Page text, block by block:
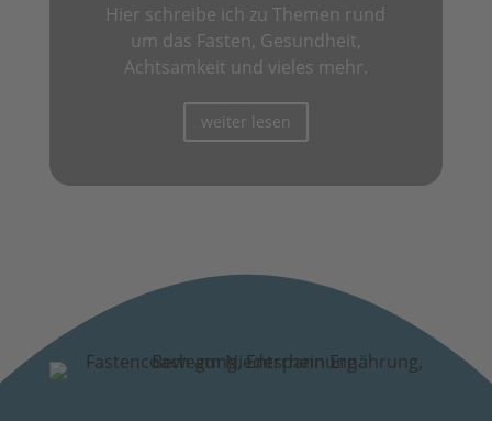
Hier schreibe ich zu Themen rund
um das Fasten, Gesundheit,
Achtsamkeit und vieles mehr.
weiter lesen